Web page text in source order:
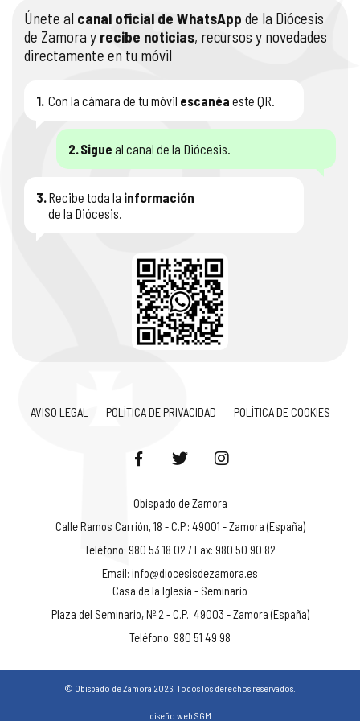
Únete al canal oficial de WhatsApp de la Diócesis
de Zamora y recibe noticias, recursos y novedades
directamente en tu móvil
1. Con la cámara de tu móvil escanéa este QR.
2.Sigue al canal de la Diócesis.
3.Recibe toda la información
de la Diócesis.
AVISO LEGAL POLÍTICA DE PRIVACIDAD POLÍTICA DE COOKIES
Obispado de Zamora
Calle Ramos Carrión, 18 - C.P.: 49001 - Zamora (España)
Teléfono: 980 53 18 02 / Fax: 980 50 90 82
Email: info@diocesisdezamora.es
Casa de la Iglesia - Seminario
Plaza del Seminario, Nº 2 - C.P.: 49003 - Zamora (España)
Teléfono: 980 51 49 98
© Obispado de Zamora 2026. Todos los derechos reservados.
diseño web SGM
COMPLIANCE
PORTAL DE TRANSPARENCIA
RENDICIÓN CUENTAS ENTIDADES RELIGIOSAS
PREGUNTAS FRECUENTES
PASTORAL SAMARITANA
APOSTOLADO SEGLAR
VIDA CONSAGRADA
IMÁGENES
AUDIOS